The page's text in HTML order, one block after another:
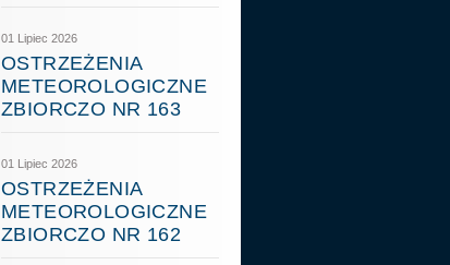
01 Lipiec 2026
OSTRZEŻENIA
METEOROLOGICZNE
ZBIORCZO NR 163
01 Lipiec 2026
OSTRZEŻENIA
METEOROLOGICZNE
ZBIORCZO NR 162